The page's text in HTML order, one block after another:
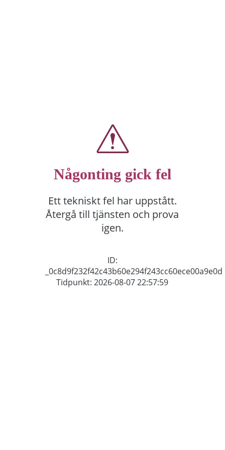
Någonting gick fel
Ett tekniskt fel har uppstått.
Återgå till tjänsten och prova
igen.
ID:
_0c8d9f232f42c43b60e294f243cc60ece00a9e0d
Tidpunkt: 2026-08-07 22:57:59